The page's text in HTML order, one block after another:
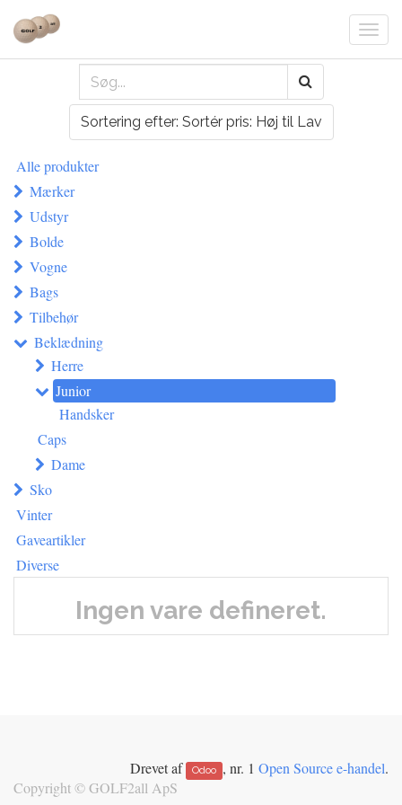
Sortering efter: Sortér pris: Høj til Lav
Alle produkter
Mærker
Udstyr
Bolde
Vogne
Bags
Tilbehør
Beklædning
Herre
Junior
Handsker
Caps
Dame
Sko
Vinter
Gaveartikler
Diverse
Ingen vare defineret.
Drevet af Odoo , nr. 1 Open Source e-handel.
Copyright ©GOLF2all ApS